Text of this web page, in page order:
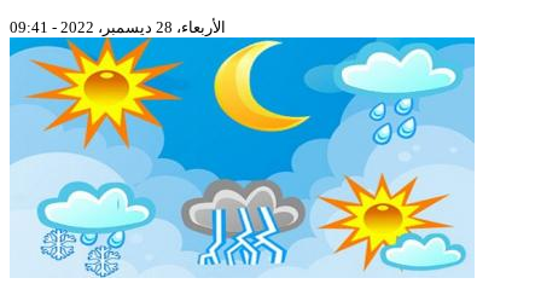
الأربعاء، 28 ديسمبر، 2022 - 09:41